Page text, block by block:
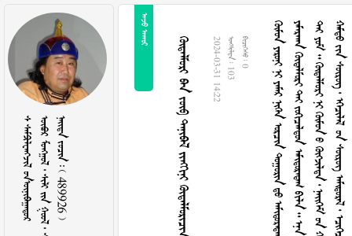
              489926 
 
2024-03-31 14:22  103  0